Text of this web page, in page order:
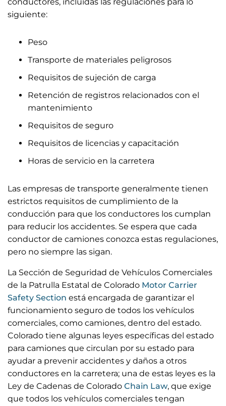
siguiente:
Peso
Transporte de materiales peligrosos
Requisitos de sujeción de carga
Retención de registros relacionados con el
mantenimiento
Requisitos de seguro
Requisitos de licencias y capacitación
Horas de servicio en la carretera
Las empresas de transporte generalmente tienen
estrictos requisitos de cumplimiento de la
conducción para que los conductores los cumplan
para reducir los accidentes. Se espera que cada
conductor de camiones conozca estas regulaciones,
pero no siempre las sigan.
La Sección de Seguridad de Vehículos Comerciales
de la Patrulla Estatal de Colorado Motor Carrier
Safety Section está encargada de garantizar el
funcionamiento seguro de todos los vehículos
comerciales, como camiones, dentro del estado.
Colorado tiene algunas leyes específicas del estado
para camiones que circulan por su estado para
ayudar a prevenir accidentes y daños a otros
conductores en la carretera; una de estas leyes es la
Ley de Cadenas de Colorado Chain Law, que exige
que todos los vehículos comerciales tengan